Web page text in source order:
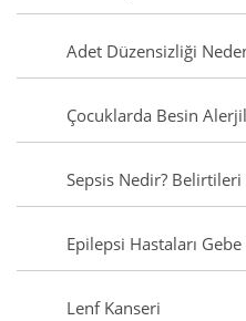
Adet Düzensizliği
Çocuklarda Besin
Sepsis Nedir?
Epilepsi Hastaları
Lenf Kanseri